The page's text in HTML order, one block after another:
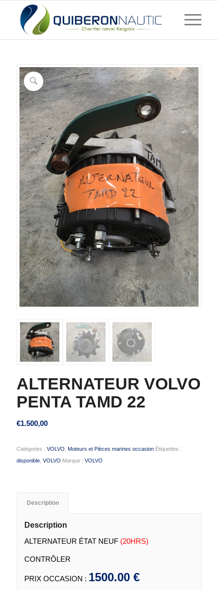
ALTERNATEUR VOLVO
PENTA TAMD 22
€1.500,00
Catégories : VOLVO, Moteurs et Pièces marines occasion Étiquettes :
disponible, VOLVO Marque : VOLVO
Description
Description
ALTERNATEUR ÉTAT NEUF (20HRS)
CONTRÔLER
PRIX OCCASION : 1500.00 €